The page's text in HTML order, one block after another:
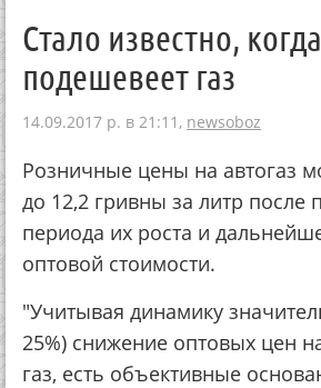
Стало известно, когда
подешевеет газ
14.09.2017 р. в 21:11, newsoboz
Розничные цены на автогаз
до 12,2 гривны за литр после
периода их роста и
оптовой стоимости.
"Учитывая динамику
25%) снижение оптовых цен
газ, есть объективные